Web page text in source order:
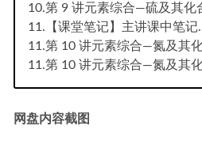
10.第 9 讲元素综合—硫及其化
11.【课堂笔记】主讲课中笔记
11.第 10 讲元素综合—氮及其
11.第 10 讲元素综合—氮及其
网盘内容截图